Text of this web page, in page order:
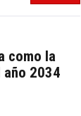
como la
2034